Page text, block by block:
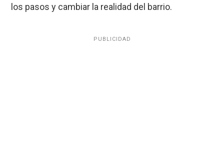
los pasos y cambiar la realidad del barrio.
PUBLICIDAD